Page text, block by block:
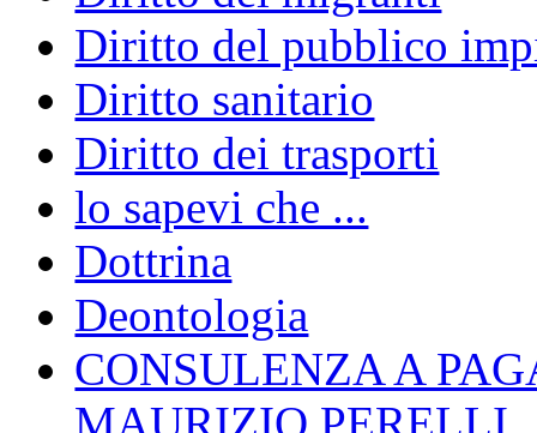
Diritto del pubblico
Diritto sanitario
Diritto dei trasporti
lo sapevi che ...
Dottrina
Deontologia
CONSULENZA A